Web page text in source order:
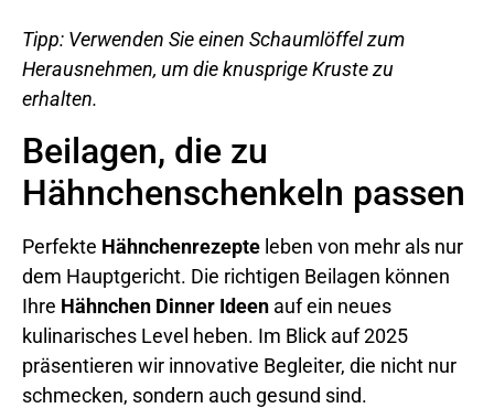
Tipp: Verwenden Sie einen Schaumlöffel zum
Herausnehmen, um die knusprige Kruste zu
erhalten.
Beilagen, die zu
Hähnchenschenkeln passen
Perfekte Hähnchenrezepte leben von mehr als nur
dem Hauptgericht. Die richtigen Beilagen können
Ihre Hähnchen Dinner Ideen auf ein neues
kulinarisches Level heben. Im Blick auf 2025
präsentieren wir innovative Begleiter, die nicht nur
schmecken, sondern auch gesund sind.